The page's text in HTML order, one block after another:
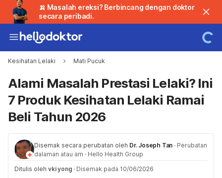
🍌 Masalah ereksi? Berbincang dengan doktor
secara peribadi.
Kesihatan Lelaki Mati Pucuk
Alami Masalah Prestasi Lelaki? Ini
7 Produk Kesihatan Lelaki Ramai
Beli Tahun 2026
Disemak secara perubatan oleh Dr. Joseph Tan · Perubatan
dalaman atau am · Hello Health Group
Ditulis oleh vki yong · Disemak pada 10/06/2026